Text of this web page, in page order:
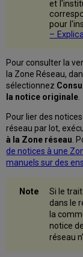
et
pour
–
Pour consulter la
la Zone Réseau,
sélectionnez
la notice originale
Pour lier des
réseau par lot,
à la Zone réseau .
de notices à une
manuels sur des
Si le
dans le
la
notice
réseau